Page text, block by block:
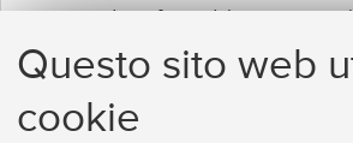
Questo sito web
cookie
consente di usufruire del servizio A-
1